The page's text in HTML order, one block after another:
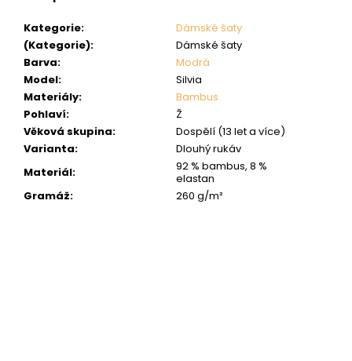
Kategorie:
Dámské šaty
(Kategorie):
Dámské šaty
Barva:
Modrá
Model:
Silvia
Materiály:
Bambus
Pohlaví:
Ž
Věková skupina:
Dospělí (13 let a více)
Varianta:
Dlouhý rukáv
Materiál:
92 % bambus, 8 %
elastan
Gramáž: 260 g/m²